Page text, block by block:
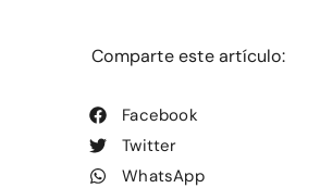
Comparte este artículo:
Facebook
Twitter
WhatsApp